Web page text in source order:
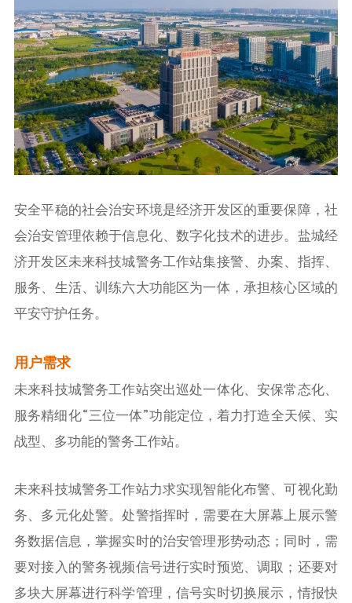
安全平稳的社会治安环境是经济开发区的重要保障，社
会治安管理依赖于信息化、数字化技术的进步。盐城经
济开发区未来科技城警务工作站集接警、办案、指挥、
服务、生活、训练六大功能区为一体，承担核心区域的
平安守护任务。
用户需求
未来科技城警务工作站突出巡处一体化、安保常态化、
服务精细化“三位一体”功能定位，着力打造全天候、实
战型、多功能的警务工作站。
未来科技城警务工作站力求实现智能化布警、可视化勤
务、多元化处警。处警指挥时，需要在大屏幕上展示警
务数据信息，掌握实时的治安管理形势动态；同时，需
要对接入的警务视频信号进行实时预览、调取；还要对
多块大屏幕进行科学管理，信号实时切换展示，情报快